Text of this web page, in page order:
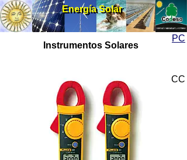
Energía Solar
Energía Solar
Instrumentos Solares
PC
CC